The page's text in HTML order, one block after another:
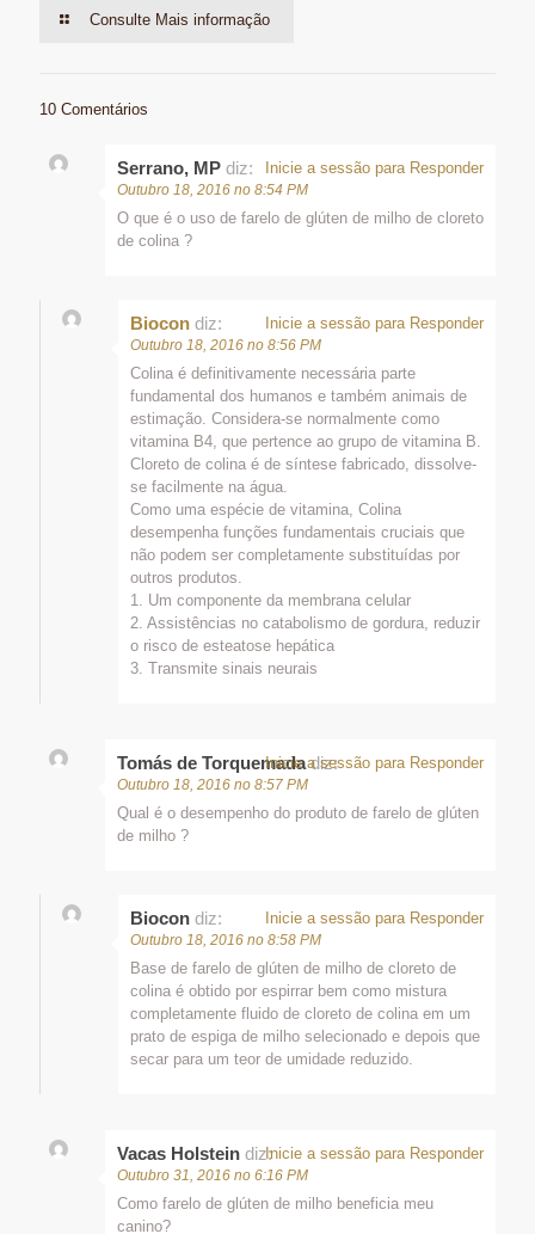
Consulte Mais informação
10 Comentários
Serrano, MP diz:
Outubro 18, 2016 no 8:54 PM
O que é o uso de farelo de glúten de milho de cloreto
de colina ?
Inicie a sessão para Responder
Biocon diz:
Outubro 18, 2016 no 8:56 PM
Colina é definitivamente necessária parte
fundamental dos humanos e também animais de
estimação. Considera-se normalmente como
vitamina B4, que pertence ao grupo de vitamina B.
Cloreto de colina é de síntese fabricado, dissolve-
se facilmente na água.
Como uma espécie de vitamina, Colina
desempenha funções fundamentais cruciais que
não podem ser completamente substituídas por
outros produtos.
1. Um componente da membrana celular
2. Assistências no catabolismo de gordura, reduzir
o risco de esteatose hepática
3. Transmite sinais neurais
Inicie a sessão para Responder
Tomás de Torquemada diz:
Outubro 18, 2016 no 8:57 PM
Qual é o desempenho do produto de farelo de glúten
de milho ?
Inicie a sessão para Responder
Biocon diz:
Outubro 18, 2016 no 8:58 PM
Base de farelo de glúten de milho de cloreto de
colina é obtido por espirrar bem como mistura
completamente fluido de cloreto de colina em um
prato de espiga de milho selecionado e depois que
secar para um teor de umidade reduzido.
Inicie a sessão para Responder
Vacas Holstein diz:
Outubro 31, 2016 no 6:16 PM
Como farelo de glúten de milho beneficia meu
canino?
Inicie a sessão para Responder